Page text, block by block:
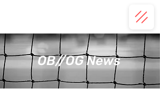
OB//OG News